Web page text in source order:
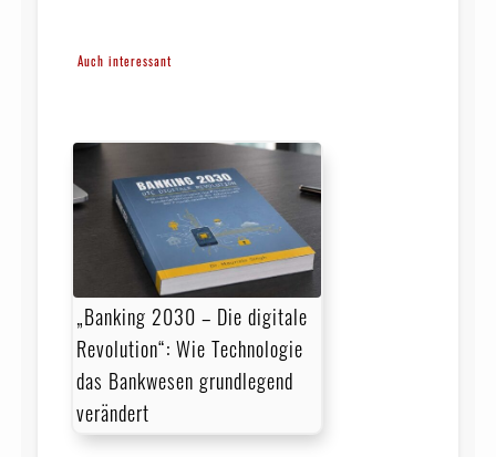
Auch interessant
„Banking 2030 – Die digitale
Revolution“: Wie Technologie
das Bankwesen grundlegend
verändert